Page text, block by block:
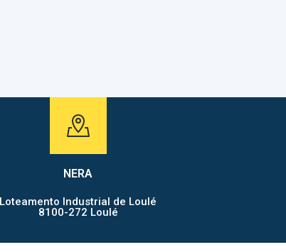
NERA
Loteamento Industrial de Loulé
8100-272 Loulé